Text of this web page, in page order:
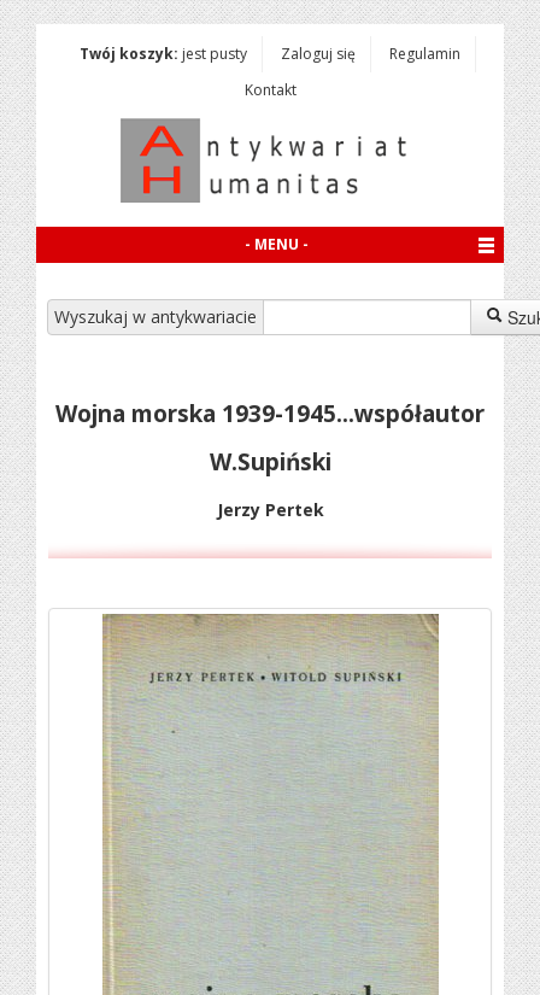
Twój koszyk: jest pusty Zaloguj się
Regulamin
Kontakt
- MENU -
Wyszukaj w antykwariacie
Wojna morska 1939-1945...współautor
W.Supiński
Jerzy Pertek